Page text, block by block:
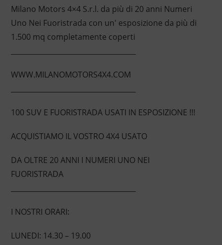
Milano Motors 4×4 S.r.l. da più di 20 anni Numeri
Uno Nei Fuoristrada con un' esposizione da più di
1.500 mq completamente coperti
WWW.MILANOMOTORS4X4.COM
100 SUV E FUORISTRADA USATI IN ESPOSIZIONE !!!
ACQUISTIAMO IL VOSTRO 4X4 USATO
DA OLTRE 20 ANNI I NUMERI UNO NEI
FUORISTRADA
I NOSTRI ORARI:
LUNEDI: 14.30 – 19.00